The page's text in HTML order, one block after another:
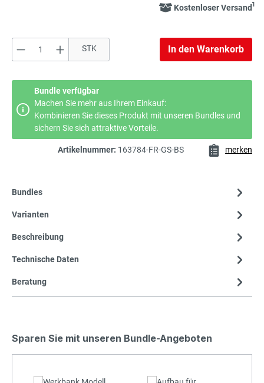
Kostenloser Versand1
Produkt Anzahl: Gib den gewünschten
STK In den Warenkorb
Bundle verfügbar
Machen Sie mehr aus Ihrem Einkauf:
Kombinieren Sie dieses Produkt mit unseren Bundles und
sichern Sie sich attraktive Vorteile.
Artikelnummer: 163784-FR-GS-BS merken
Bundles
Varianten
Beschreibung
Technische Daten
Beratung
Sparen Sie mit unseren Bundle-Angeboten